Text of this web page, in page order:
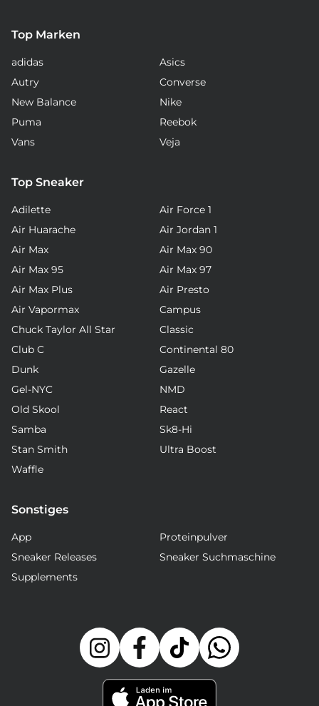
Top Marken
adidas
Asics
Autry
Converse
New Balance
Nike
Puma
Reebok
Vans
Veja
Top Sneaker
Adilette
Air Force 1
Air Huarache
Air Jordan 1
Air Max
Air Max 90
Air Max 95
Air Max 97
Air Max Plus
Air Presto
Air Vapormax
Campus
Chuck Taylor All Star
Classic
Club C
Continental 80
Dunk
Gazelle
Gel-NYC
NMD
Old Skool
React
Samba
Sk8-Hi
Stan Smith
Ultra Boost
Waffle
Sonstiges
App
Proteinpulver
Sneaker Releases
Sneaker Suchmaschine
Supplements